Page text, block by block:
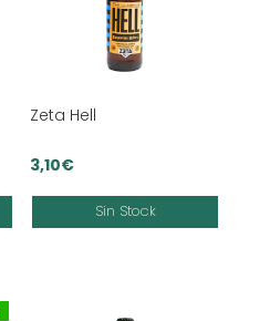
Zeta Hell
3,10€
Sin Stock